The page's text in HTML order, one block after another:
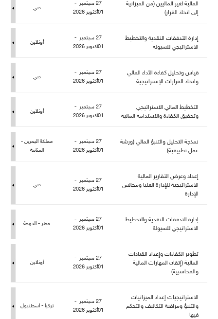
المالية لغير الماليين (من الميزانية
إلى اتخاذ القرار)
27 سبتمبر -
01أكتوبر 2026
دبي
إدارة التدفقات النقدية والتخطيط
الاستراتيجي للسيولة
27 سبتمبر -
01أكتوبر 2026
أونلاين
قياس وتحليل كفاءة الأداء المالي
واتخاذ القرارات الإستراتيجية
27 سبتمبر -
01أكتوبر 2026
دبي
التخطيط المالي الاستراتيجي
وتحقيق الكفاءة والاستدامة المالية
27 سبتمبر -
01أكتوبر 2026
أونلاين
نمذجة التحليل والتنبؤ المالي (ورشة
عمل تطبيقية)
27 سبتمبر -
01أكتوبر 2026
كة البحرين -
المنامة
إعداد وعرض التقارير المالية
الاستراتيجية للإدارة العليا ومجالس
الإدارة
27 سبتمبر -
01أكتوبر 2026
دبي
إدارة التدفقات النقدية والتخطيط
الاستراتيجي للسيولة
27 سبتمبر -
01أكتوبر 2026
قطر - الدوحة
تطوير الكفاءات وإعداد القيادات
المالية (إتقان المهارات المالية
والمحاسبية)
27 سبتمبر -
01أكتوبر 2026
أونلاين
الاستراتيجيات إعداد الميزانيات
والتنبؤ ومراقبة التكاليف والتحك
فيها
27 سبتمبر -
01أكتوبر 2026
تركيا - اسطنبو